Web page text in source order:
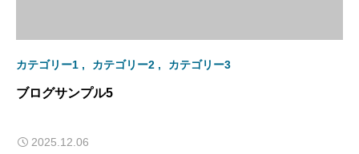
カテゴリー1 カテゴリー2 カテゴリー3
ブログサンプル5
2025.12.06